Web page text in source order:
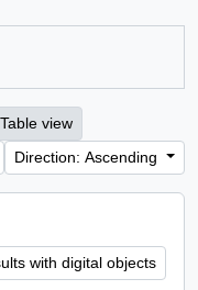
Table view
Direction: Ascending
with digital objects